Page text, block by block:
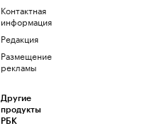
Контактная
информация
Редакция
Размещение
рекламы
Другие
продукты
РБК